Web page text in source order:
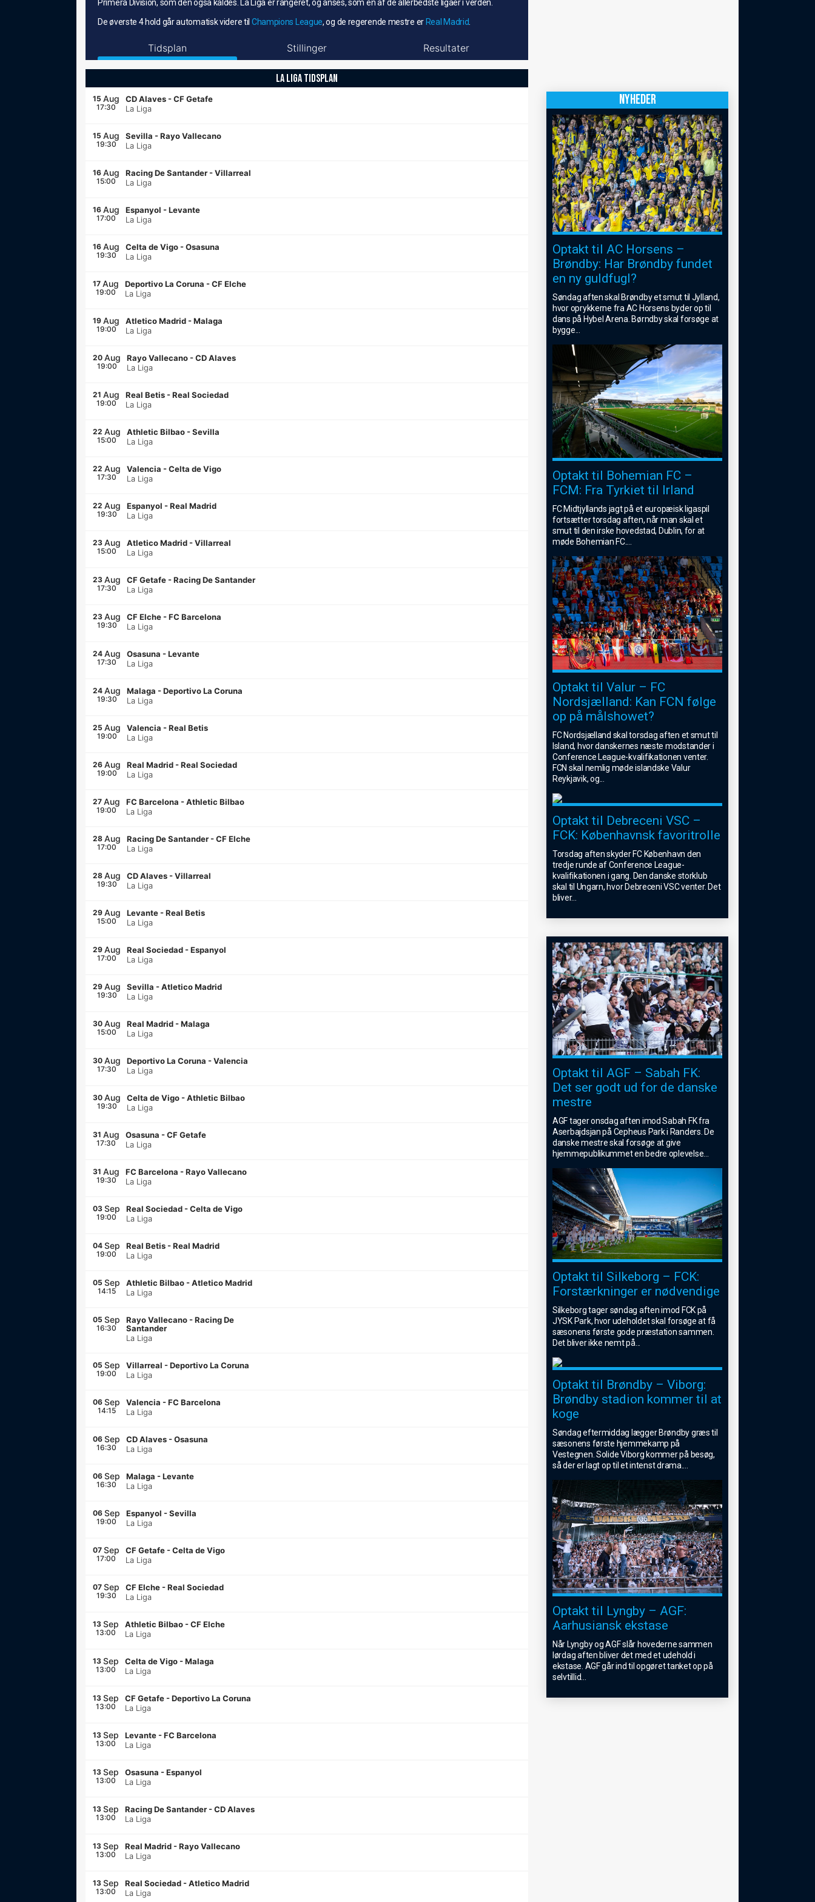
Primera Division, som den også kaldes. La Liga er rangeret, og anses, som én af de allerbedste ligaer i verden.
De øverste 4 hold går automatisk videre til Champions League, og de regerende mestre er Real Madrid
Tidsplan Stillinger Resultater
LA LIGA TIDSPLAN
15 Aug
17:30
CD Alaves -CF Getafe
La Liga
15 Aug
19:30
Sevilla -Rayo Vallecano
La Liga
16 Aug
15:00
Racing De Santander -Villarreal
La Liga
16 Aug
17:00
Espanyol -Levante
La Liga
16 Aug
19:30
Celta de Vigo -Osasuna
La Liga
17 Aug
19:00
Deportivo La Coruna -CF Elche
La Liga
19 Aug
19:00
Atletico Madrid -Malaga
La Liga
20 Aug
19:00
Rayo Vallecano -CD Alaves
La Liga
21 Aug
19:00
Real Betis -Real Sociedad
La Liga
22 Aug
15:00
Athletic Bilbao -Sevilla
La Liga
22 Aug
17:30
Valencia -Celta de Vigo
La Liga
22 Aug
19:30
Espanyol -Real Madrid
La Liga
23 Aug
15:00
Atletico Madrid -Villarreal
La Liga
23 Aug
17:30
CF Getafe -Racing De Santander
La Liga
23 Aug
19:30
CF Elche -FC Barcelona
La Liga
24 Aug
17:30
Osasuna -Levante
La Liga
24 Aug
19:30
Malaga -Deportivo La Coruna
La Liga
25 Aug
19:00
Valencia -Real Betis
La Liga
26 Aug
19:00
Real Madrid -Real Sociedad
La Liga
27 Aug
19:00
FC Barcelona -Athletic Bilbao
La Liga
28 Aug
17:00
Racing De Santander -CF Elche
La Liga
28 Aug
19:30
CD Alaves -Villarreal
La Liga
29 Aug
15:00
Levante -Real Betis
La Liga
29 Aug
17:00
Real Sociedad -Espanyol
La Liga
29 Aug
19:30
Sevilla -Atletico Madrid
La Liga
30 Aug
15:00
Real Madrid -Malaga
La Liga
30 Aug
17:30
Deportivo La Coruna -Valencia
La Liga
30 Aug
19:30
Celta de Vigo -Athletic Bilbao
La Liga
31 Aug
17:30
Osasuna -CF Getafe
La Liga
31 Aug
19:30
FC Barcelona -Rayo Vallecano
La Liga
03 Sep
19:00
Real Sociedad -Celta de Vigo
La Liga
04 Sep
19:00
Real Betis -Real Madrid
La Liga
05 Sep
14:15
Athletic Bilbao -Atletico Madrid
La Liga
05 Sep
16:30
Rayo Vallecano -Racing De
Santander
La Liga
05 Sep
19:00
Villarreal -Deportivo La Coruna
La Liga
06 Sep
14:15
Valencia -FC Barcelona
La Liga
06 Sep
16:30
CD Alaves -Osasuna
La Liga
06 Sep
16:30
Malaga -Levante
La Liga
06 Sep
19:00
Espanyol -Sevilla
La Liga
07 Sep
17:00
CF Getafe -Celta de Vigo
La Liga
07 Sep
19:30
CF Elche -Real Sociedad
La Liga
13 Sep
13:00
Athletic Bilbao -CF Elche
La Liga
13 Sep
13:00
Celta de Vigo -Malaga
La Liga
13 Sep
13:00
CF Getafe -Deportivo La Coruna
La Liga
13 Sep
13:00
Levante -FC Barcelona
La Liga
13 Sep
13:00
Osasuna -Espanyol
La Liga
13 Sep
13:00
Racing De Santander -CD Alaves
La Liga
13 Sep
13:00
Real Madrid -Rayo Vallecano
La Liga
13 Sep
13:00
Real Sociedad -Atletico Madrid
La Liga
NYHEDER
Optakt til AC Horsens –
Brøndby: Har Brøndby fundet
en ny guldfugl?
Søndag aften skal Brøndby et smut til Jylland,
hvor oprykkerne fra AC Horsens byder op til
dans på Hybel Arena. Børndby skal forsøge at
bygge...
Optakt til Bohemian FC –
FCM: Fra Tyrkiet til Irland
FC Midtjyllands jagt på et europæisk ligaspil
fortsætter torsdag aften, når man skal et
smut til den irske hovedstad, Dublin, for at
møde Bohemian FC.
Optakt til Valur – FC
Nordsjælland: Kan FCN følge
op på målshowet?
FC Nordsjælland skal torsdag aften et smut til
Island, hvor danskernes næste modstander i
Conference League-kvalifikationen venter.
FCN skal nemlig møde islandske Valur
Reykjavik, og
Optakt til Debreceni VSC –
FCK: Københavnsk favoritrolle
Torsdag aften skyder FC København den
tredje runde af Conference League-
kvalifikationen i gang. Den danske storklub
skal til Ungarn, hvor Debreceni VSC venter. Det
bliver...
Optakt til AGF – Sabah FK:
Det ser godt ud for de danske
mestre
AGF tager onsdag aften imod Sabah FK fra
Aserbajdsjan på Cepheus Park i Randers. De
danske mestre skal forsøge at give
hjemmepublikummet en bedre oplevelse
Optakt til Silkeborg – FCK:
Forstærkninger er nødvendige
Silkeborg tager søndag aften imod FCK på
JYSK Park, hvor udeholdet skal forsøge at få
sæsonens første gode præstation sammen.
Det bliver ikke nemt på
Optakt til Brøndby – Viborg:
Brøndby stadion kommer til at
koge
Søndag eftermiddag lægger Brøndby græs til
sæsonens første hjemmekamp på
Vestegnen. Solide Viborg kommer på besøg,
så der er lagt op til et intenst drama.
Optakt til Lyngby – AGF:
Aarhusiansk ekstase
Når Lyngby og AGF slår hovederne sammen
lørdag aften bliver det med et udehold i
ekstase. AGF går ind til opgøret tanket op på
selvtillid